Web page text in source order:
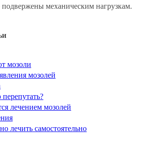
подвержены механическим нагрузкам.
мозоли
мозолей
лечением мозолей
лечить самостоятельно